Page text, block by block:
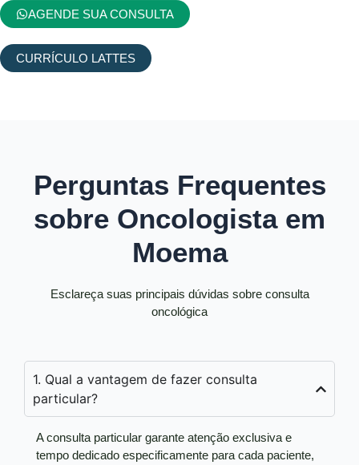
AGENDE SUA CONSULTA
CURRÍCULO LATTES
Perguntas Frequentes
sobre Oncologista em
Moema
Esclareça suas principais dúvidas sobre consulta
oncológica
1. Qual a vantagem de fazer consulta
particular?
A consulta particular garante atenção exclusiva e
tempo dedicado especificamente para cada paciente,